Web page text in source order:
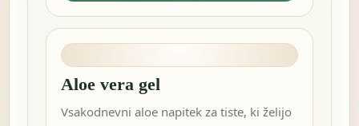
Aloe vera gel
Vsakodnevni aloe napitek za tiste, ki želijo